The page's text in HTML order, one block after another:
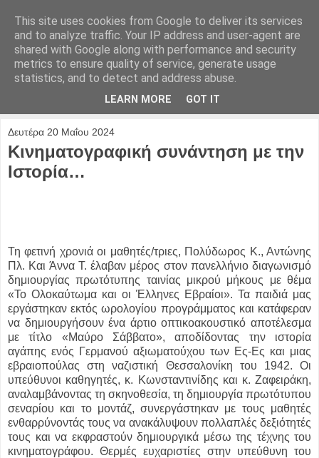
Δευτέρα 20 Μαΐου 2024
Κινηματογραφική συνάντηση με την
Ιστορία…
Τη φετινή χρονιά οι μαθητές/τριες, Πολύδωρος Κ., Αντώνης
Πλ. Και Άννα Τ. έλαβαν μέρος στον πανελλήνιο διαγωνισμό
δημιουργίας πρωτότυπης ταινίας μικρού μήκους με θέμα
«Το Ολοκαύτωμα και οι Έλληνες Εβραίοι». Τα παιδιά μας
εργάστηκαν εκτός ωρολογίου προγράμματος και κατάφεραν
να δημιουργήσουν ένα άρτιο οπτικοακουστικό αποτέλεσμα
με τίτλο «Μαύρο Σάββατο», αποδίδοντας την ιστορία
αγάπης ενός Γερμανού αξιωματούχου των Ες-Ες και μιας
εβραιοπούλας στη ναζιστική Θεσσαλονίκη του 1942. Οι
υπεύθυνοι καθηγητές, κ. Κωνσταντινίδης και κ. Ζαφειράκη,
αναλαμβάνοντας τη σκηνοθεσία, τη δημιουργία πρωτότυπου
σεναρίου και το μοντάζ, συνεργάστηκαν με τους μαθητές
ενθαρρύνοντάς τους να ανακάλυψουν πολλαπλές δεξιότητές
τους και να εκφραστούν δημιουργικά μέσω της τέχνης του
κινηματογράφου. Θερμές ευχαριστίες στην υπεύθυνη του
This site uses cookies from Google to deliver its services
and to analyze traffic. Your IP address and user-agent are
shared with Google along with performance and security
metrics to ensure quality of service, generate usage
statistics, and to detect and address abuse.
LEARN MORE GOT IT